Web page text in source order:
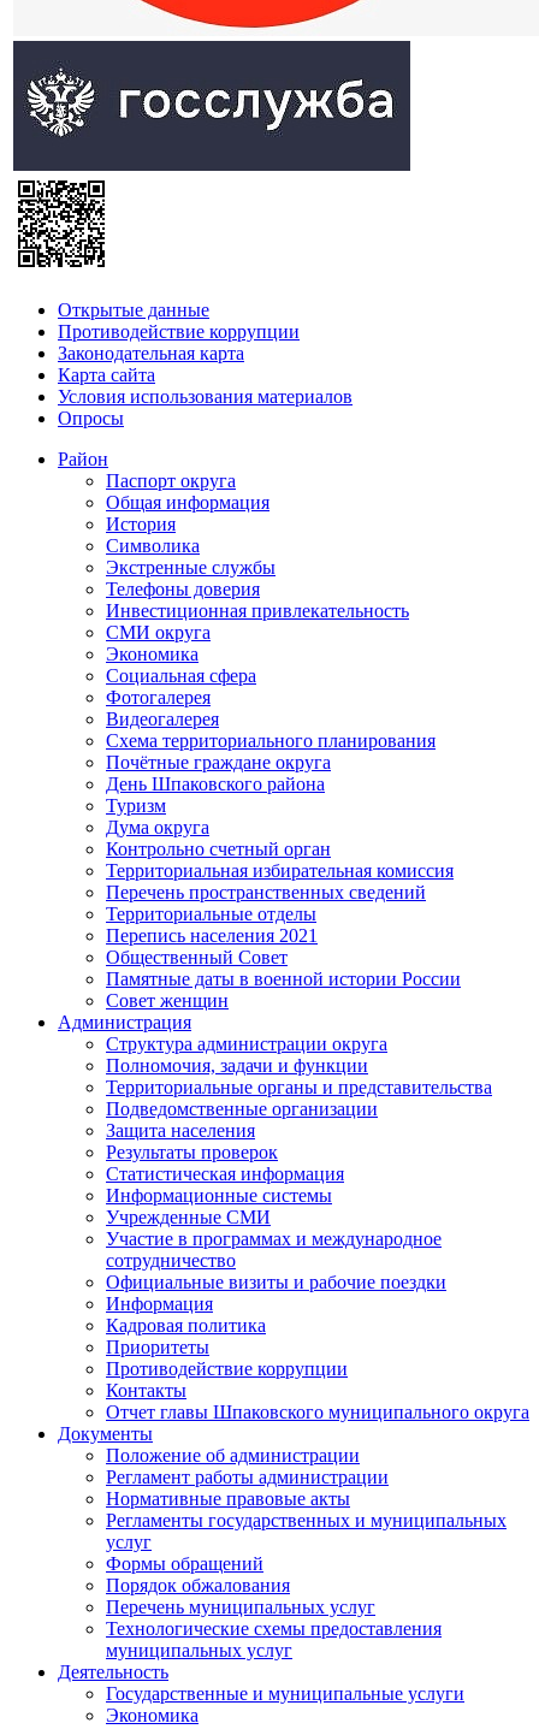
Открытые данные
Противодействие коррупции
Законодательная карта
Карта сайта
Условия использования материалов
Опросы
Район
Паспорт округа
Общая информация
История
Символика
Экстренные службы
Телефоны доверия
Инвестиционная привлекательность
СМИ округа
Экономика
Социальная сфера
Фотогалерея
Видеогалерея
Схема территориального планирования
Почётные граждане округа
День Шпаковского района
Туризм
Дума округа
Контрольно счетный орган
Территориальная избирательная комиссия
Перечень пространственных сведений
Территориальные отделы
Перепись населения 2021
Общественный Совет
Памятные даты в военной истории России
Совет женщин
Администрация
Структура администрации округа
Полномочия, задачи и функции
Территориальные органы и представительства
Подведомственные организации
Защита населения
Результаты проверок
Статистическая информация
Информационные системы
Учрежденные СМИ
Участие в программах и международное
сотрудничество
Официальные визиты и рабочие поездки
Информация
Кадровая политика
Приоритеты
Противодействие коррупции
Контакты
Отчет главы Шпаковского муниципального округа
Документы
Положение об администрации
Регламент работы администрации
Нормативные правовые акты
Регламенты государственных и муниципальных
услуг
Формы обращений
Порядок обжалования
Перечень муниципальных услуг
Технологические схемы предоставления
муниципальных услуг
Деятельность
Государственные и муниципальные услуги
Экономика